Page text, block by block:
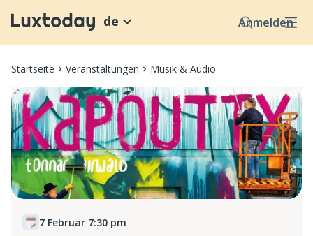
Anmelden
de
Startseite Veranstaltungen Musik & Audio
7 Februar 7:30 pm